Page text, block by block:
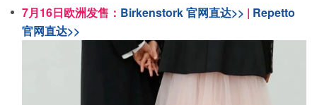
7月16日欧洲发售： Birkenstork 官网直达>> | Repetto
官网直达>>